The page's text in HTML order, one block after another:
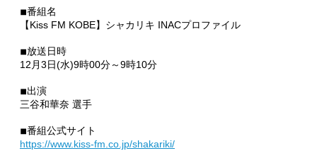
◾︎番組名
【Kiss FM KOBE】シャカリキ INACプロファイル
◾︎放送日時
12月3日(水)9時00分～9時10分
◾︎出演
三谷和華奈 選手
◾︎番組公式サイト
https://www.kiss-fm.co.jp/shakariki/